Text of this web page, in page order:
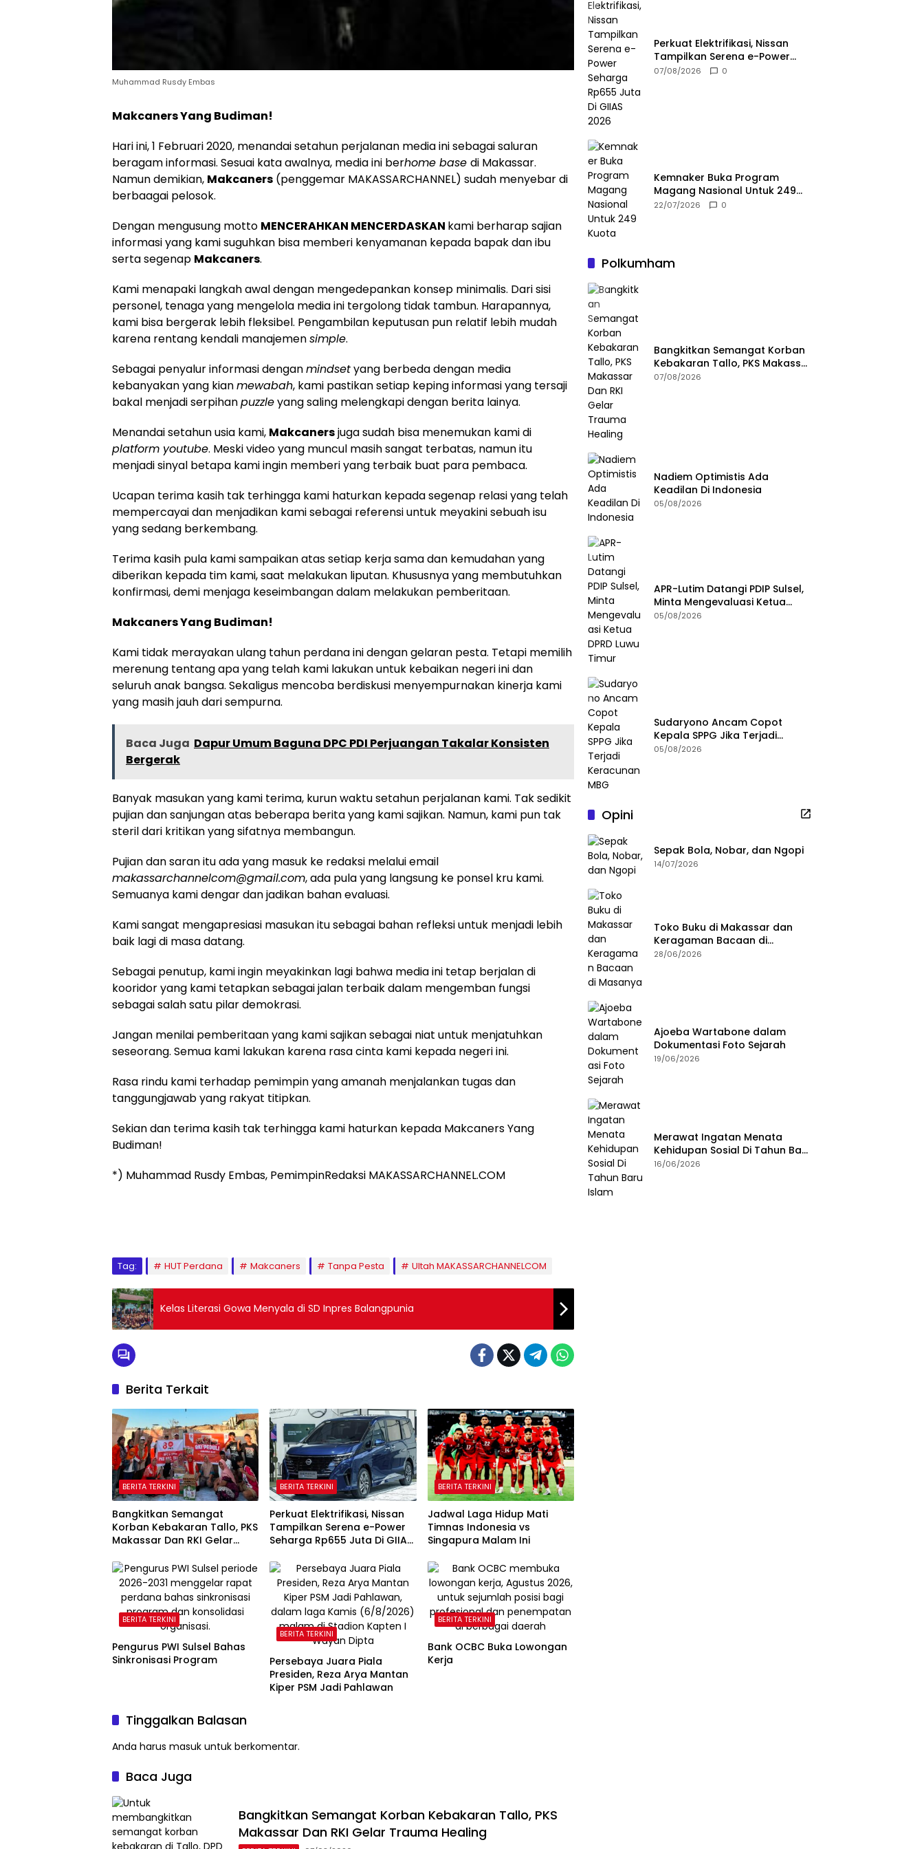
Muhammad Rusdy Embas
Makcaners Yang Budiman!
Hari ini, 1 Februari 2020, menandai setahun perjalanan media ini sebagai saluran
beragam informasi. Sesuai kata awalnya, media ini berhome base di Makassar.
Namun demikian, Makcaners (penggemar MAKASSARCHANNEL) sudah menyebar di
berbaagai pelosok.
Dengan mengusung motto MENCERAHKAN MENCERDASKAN kami berharap sajian
informasi yang kami suguhkan bisa memberi kenyamanan kepada bapak dan ibu
serta segenap Makcaners.
Kami menapaki langkah awal dengan mengedepankan konsep minimalis. Dari sisi
personel, tenaga yang mengelola media ini tergolong tidak tambun. Harapannya,
kami bisa bergerak lebih fleksibel. Pengambilan keputusan pun relatif lebih mudah
karena rentang kendali manajemensimple.
Sebagai penyalur informasi denganmindsetyang berbeda dengan media
kebanyakan yang kianmewabah, kami pastikan setiap keping informasi yang tersaji
bakal menjadi serpihanpuzzleyang saling melengkapi dengan berita lainya.
Menandai setahun usia kami, Makcanersjuga sudah bisa menemukan kami di
platform youtube. Meski video yang muncul masih sangat terbatas, namun itu
menjadi sinyal betapa kami ingin memberi yang terbaik buat para pembaca.
Ucapan terima kasih tak terhingga kami haturkan kepada segenap relasi yang telah
mempercayai dan menjadikan kami sebagai referensi untuk meyakini sebuah isu
yang sedang berkembang.
Terima kasih pula kami sampaikan atas setiap kerja sama dan kemudahan yang
diberikan kepada tim kami, saat melakukan liputan. Khususnya yang membutuhkan
konfirmasi, demi menjaga keseimbangan dalam melakukan pemberitaan.
Makcaners Yang Budiman!
Kami tidak merayakan ulang tahun perdana ini dengan gelaran pesta. Tetapi memilih
merenung tentang apa yang telah kami lakukan untuk kebaikan negeri ini dan
seluruh anak bangsa. Sekaligus mencoba berdiskusi menyempurnakan kinerja kami
yang masih jauh dari sempurna.
Baca Juga Dapur Umum Baguna DPC PDI Perjuangan Takalar Konsisten
Bergerak
Banyak masukan yang kami terima, kurun waktu setahun perjalanan kami. Tak sedikit
pujian dan sanjungan atas beberapa berita yang kami sajikan. Namun, kami pun tak
steril dari kritikan yang sifatnya membangun.
Pujian dan saran itu ada yang masuk ke redaksi melalui email
makassarchannelcom@gmail.com, ada pula yang langsung ke ponsel kru kami.
Semuanya kami dengar dan jadikan bahan evaluasi.
Kami sangat mengapresiasi masukan itu sebagai bahan refleksi untuk menjadi lebih
baik lagi di masa datang.
Sebagai penutup, kami ingin meyakinkan lagi bahwa media ini tetap berjalan di
kooridor yang kami tetapkan sebagai jalan terbaik dalam mengemban fungsi
sebagai salah satu pilar demokrasi.
Jangan menilai pemberitaan yang kami sajikan sebagai niat untuk menjatuhkan
seseorang. Semua kami lakukan karena rasa cinta kami kepada negeri ini.
Rasa rindu kami terhadap pemimpin yang amanah menjalankan tugas dan
tanggungjawab yang rakyat titipkan.
Sekian dan terima kasih tak terhingga kami haturkan kepada Makcaners Yang
Budiman!
*) Muhammad Rusdy Embas, PemimpinRedaksi MAKASSARCHANNEL.COM
Tag: HUT Perdana Makcaners Tanpa Pesta Ultah MAKASSARCHANNELCOM
Kelas Literasi Gowa Menyala di SD Inpres Balangpunia
Berita Terkait
BERITA TERKINI
Bangkitkan Semangat
Korban Kebakaran Tallo, PKS
Makassar Dan RKI Gelar
BERITA TERKINI
Perkuat Elektrifikasi, Nissan
Tampilkan Serena e-Power
Seharga Rp655 Juta Di GIIAS
BERITA TERKINI
Jadwal Laga Hidup Mati
Timnas Indonesia vs
Singapura Malam Ini
BERITA TERKINI
Pengurus PWI Sulsel Bahas
Sinkronisasi Program
BERITA TERKINI
Persebaya Juara Piala
Presiden, Reza Arya Mantan
Kiper PSM Jadi Pahlawan
BERITA TERKINI
Bank OCBC Buka Lowongan
Kerja
Tinggalkan Balasan
Anda harus masuk untuk berkomentar.
Baca Juga
Bangkitkan Semangat Korban Kebakaran Tallo, PKS
Makassar Dan RKI Gelar Trauma Healing
Perkuat Elektrifikasi, Nissan
Tampilkan Serena e-Power
Seharga Rp655 Juta Di GIIAS
07/08/2026 0
Kemnaker Buka Program
Magang Nasional Untuk 249
Kuota
22/07/2026 0
Polkumham
Bangkitkan Semangat Korban
Kebakaran Tallo, PKS Makassar
Dan RKI Gelar Trauma Healing
07/08/2026
Nadiem Optimistis Ada
Keadilan Di Indonesia
05/08/2026
APR-Lutim Datangi PDIP Sulsel,
Minta Mengevaluasi Ketua
DPRD Luwu Timur
05/08/2026
Sudaryono Ancam Copot
Kepala SPPG Jika Terjadi
Keracunan MBG
05/08/2026
Opini
Sepak Bola, Nobar, dan Ngopi
14/07/2026
Toko Buku di Makassar dan
Keragaman Bacaan di
Masanya
28/06/2026
Ajoeba Wartabone dalam
Dokumentasi Foto Sejarah
19/06/2026
Merawat Ingatan Menata
Kehidupan Sosial Di Tahun Baru
Islam
16/06/2026